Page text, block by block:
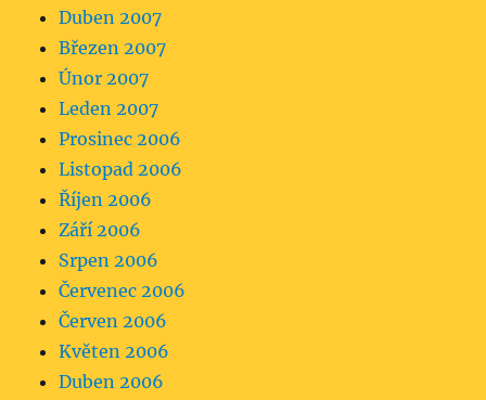
Duben 2007
Březen 2007
Únor 2007
Leden 2007
Prosinec 2006
Listopad 2006
Říjen 2006
Září 2006
Srpen 2006
Červenec 2006
Červen 2006
Květen 2006
Duben 2006